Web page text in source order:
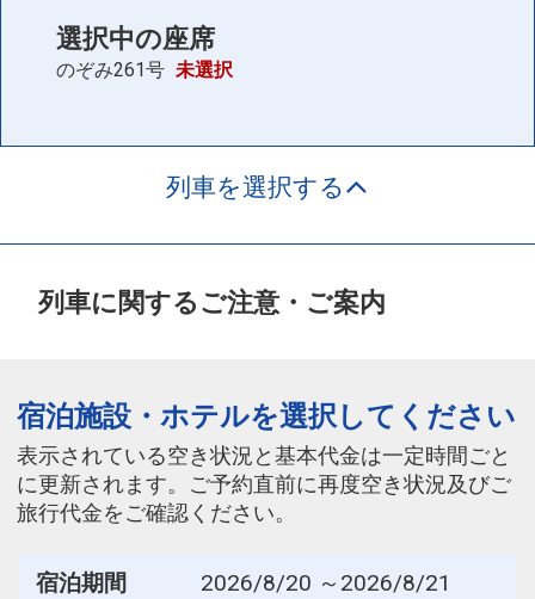
選択中の座席
のぞみ261号 未選択
列車を選択する
列車に関するご注意・ご案内
宿泊施設・ホテルを選択してください
表示されている空き状況と基本代金は一定時間ごと
に更新されます。ご予約直前に再度空き状況及びご
旅行代金をご確認ください。
宿泊期間
2026/8/20 ～2026/8/21